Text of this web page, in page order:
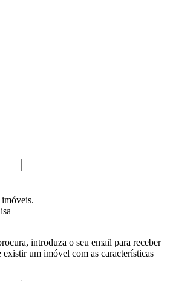
introduza o seu email para receber
existir um imóvel com as características